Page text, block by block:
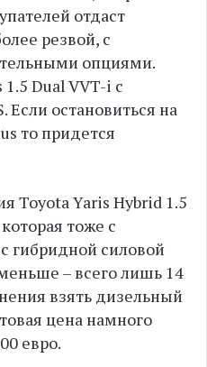
отдаст
резвой, с
опциями.
Dual VVT-i с
остановиться на
то придется
Toyota Yaris Hybrid 1.5
тоже с
гибридной силовой
– всего лишь 14
взять дизельный
цена намного
евро.